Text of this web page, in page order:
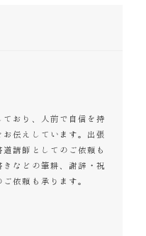
おり、人前で自信を持
伝えしています。出張
講師としてのご依頼も
などの筆耕、謝辞・祝
依頼も承ります。